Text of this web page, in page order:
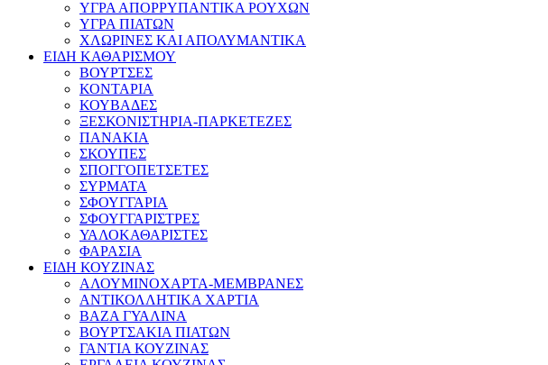
ΥΓΡΑ ΑΠΟΡΡΥΠΑΝΤΙΚΑ ΡΟΥΧΩΝ
ΥΓΡΑ ΠΙΑΤΩΝ
ΧΛΩΡΙΝΕΣ ΚΑΙ ΑΠΟΛΥΜΑΝΤΙΚΑ
ΕΙΔΗ ΚΑΘΑΡΙΣΜΟΥ
ΒΟΥΡΤΣΕΣ
ΚΟΝΤΑΡΙΑ
ΚΟΥΒΑΔΕΣ
ΞΕΣΚΟΝΙΣΤΗΡΙΑ-ΠΑΡΚΕΤΕΖΕΣ
ΠΑΝΑΚΙΑ
ΣΚΟΥΠΕΣ
ΣΠΟΓΓΟΠΕΤΣΕΤΕΣ
ΣΥΡΜΑΤΑ
ΣΦΟΥΓΓΑΡΙΑ
ΣΦΟΥΓΓΑΡΙΣΤΡΕΣ
ΥΑΛΟΚΑΘΑΡΙΣΤΕΣ
ΦΑΡΑΣΙΑ
ΕΙΔΗ ΚΟΥΖΙΝΑΣ
ΑΛΟΥΜΙΝΟΧΑΡΤΑ-ΜΕΜΒΡΑΝΕΣ
ΑΝΤΙΚΟΛΛΗΤΙΚΑ ΧΑΡΤΙΑ
ΒΑΖΑ ΓΥΑΛΙΝΑ
ΒΟΥΡΤΣΑΚΙΑ ΠΙΑΤΩΝ
ΓΑΝΤΙΑ ΚΟΥΖΙΝΑΣ